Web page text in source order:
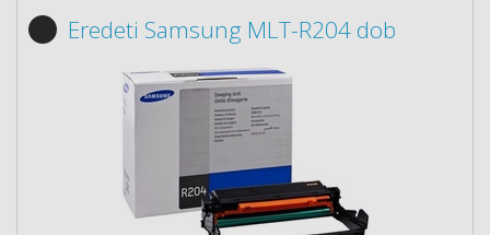
Eredeti Samsung MLT-R204 dob